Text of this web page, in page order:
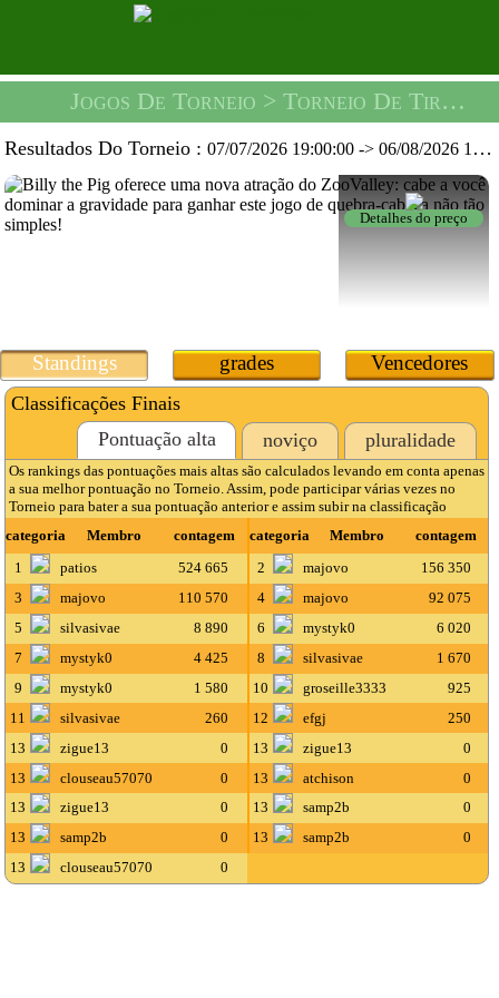
Jogos De Torneio > Torneio De Tiro Perfeito -
Resultados Do Torneio :07/07/2026 19:00:00 ->06/08/2026 19:59:59
Detalhes do preço
Standings grades Vencedores
Classificações Finais
Pontuação alta
noviço pluralidade
Os rankings das pontuações mais altas são calculados levando em conta apenas
a sua melhor pontuação no Torneio. Assim, pode participar várias vezes no
Torneio para bater a sua pontuação anterior e assim subir na classificação
categoria
Membro contagem categoria Membro
contagem
1
patios 524 665 2 majovo
156 350
3
majovo 110 570 4 majovo
92 075
5
silvasivae 8 890 6 mystyk0
6 020
7
mystyk0 4 425 8 silvasivae
1 670
9
mystyk0 1 580 10 groseille3333
925
11
silvasivae 260 12 efgj
250
13
zigue13 0 13 zigue13
0
13
clouseau57070 0 13 atchison
0
13
zigue13 0 13 samp2b
0
13
samp2b 0 13 samp2b
0
13
clouseau57070 0